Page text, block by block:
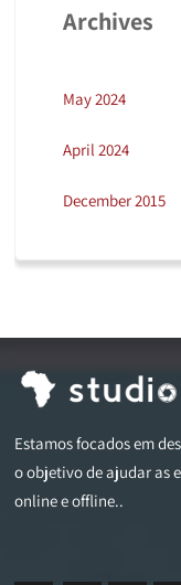
Archives
May 2024
April 2024
December 2015
Estamos focados em
o objetivo de ajudar as
online e offline..